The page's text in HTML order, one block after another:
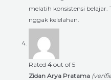
melatih konsistensi
nggak kelelahan.
Rated 4 out of 5
Zidan Arya Pratama